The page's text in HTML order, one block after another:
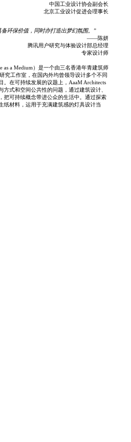
中国工业设计协会副会长
北京工业设计促进会理事长
环保价值，同时亦打造出梦幻氛围。”
——陈妍
腾讯用户研究与体验设计部总经理
专家设计师
as a Medium）是一个由三名香港年青建筑师
究工作室，在国内外均曾领导设计多个不同
。在可持续发展的议题上，AaaM Architects
方式和空间公共性的问题，通过建筑设计、
把可持续概念带进公众的生活中。通过探索
纸材料，运用于充满建筑感的灯具设计当